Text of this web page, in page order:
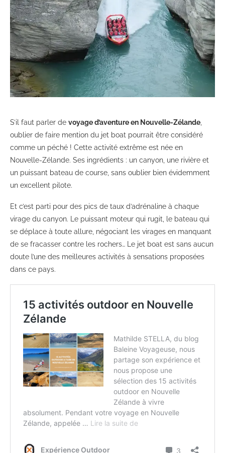
S’il faut parler de voyage d’aventure en Nouvelle-Zélande,
oublier de faire mention du jet boat pourrait être considéré
comme un péché ! Cette activité extrême est née en
Nouvelle-Zélande. Ses ingrédients : un canyon, une rivière et
un puissant bateau de course, sans oublier bien évidemment
un excellent pilote.
Et c’est parti pour des pics de taux d’adrénaline à chaque
virage du canyon. Le puissant moteur qui rugit, le bateau qui
se déplace à toute allure, négociant les virages en manquant
de se fracasser contre les rochers… Le jet boat est sans aucun
doute l’une des meilleures activités à sensations proposées
dans ce pays.